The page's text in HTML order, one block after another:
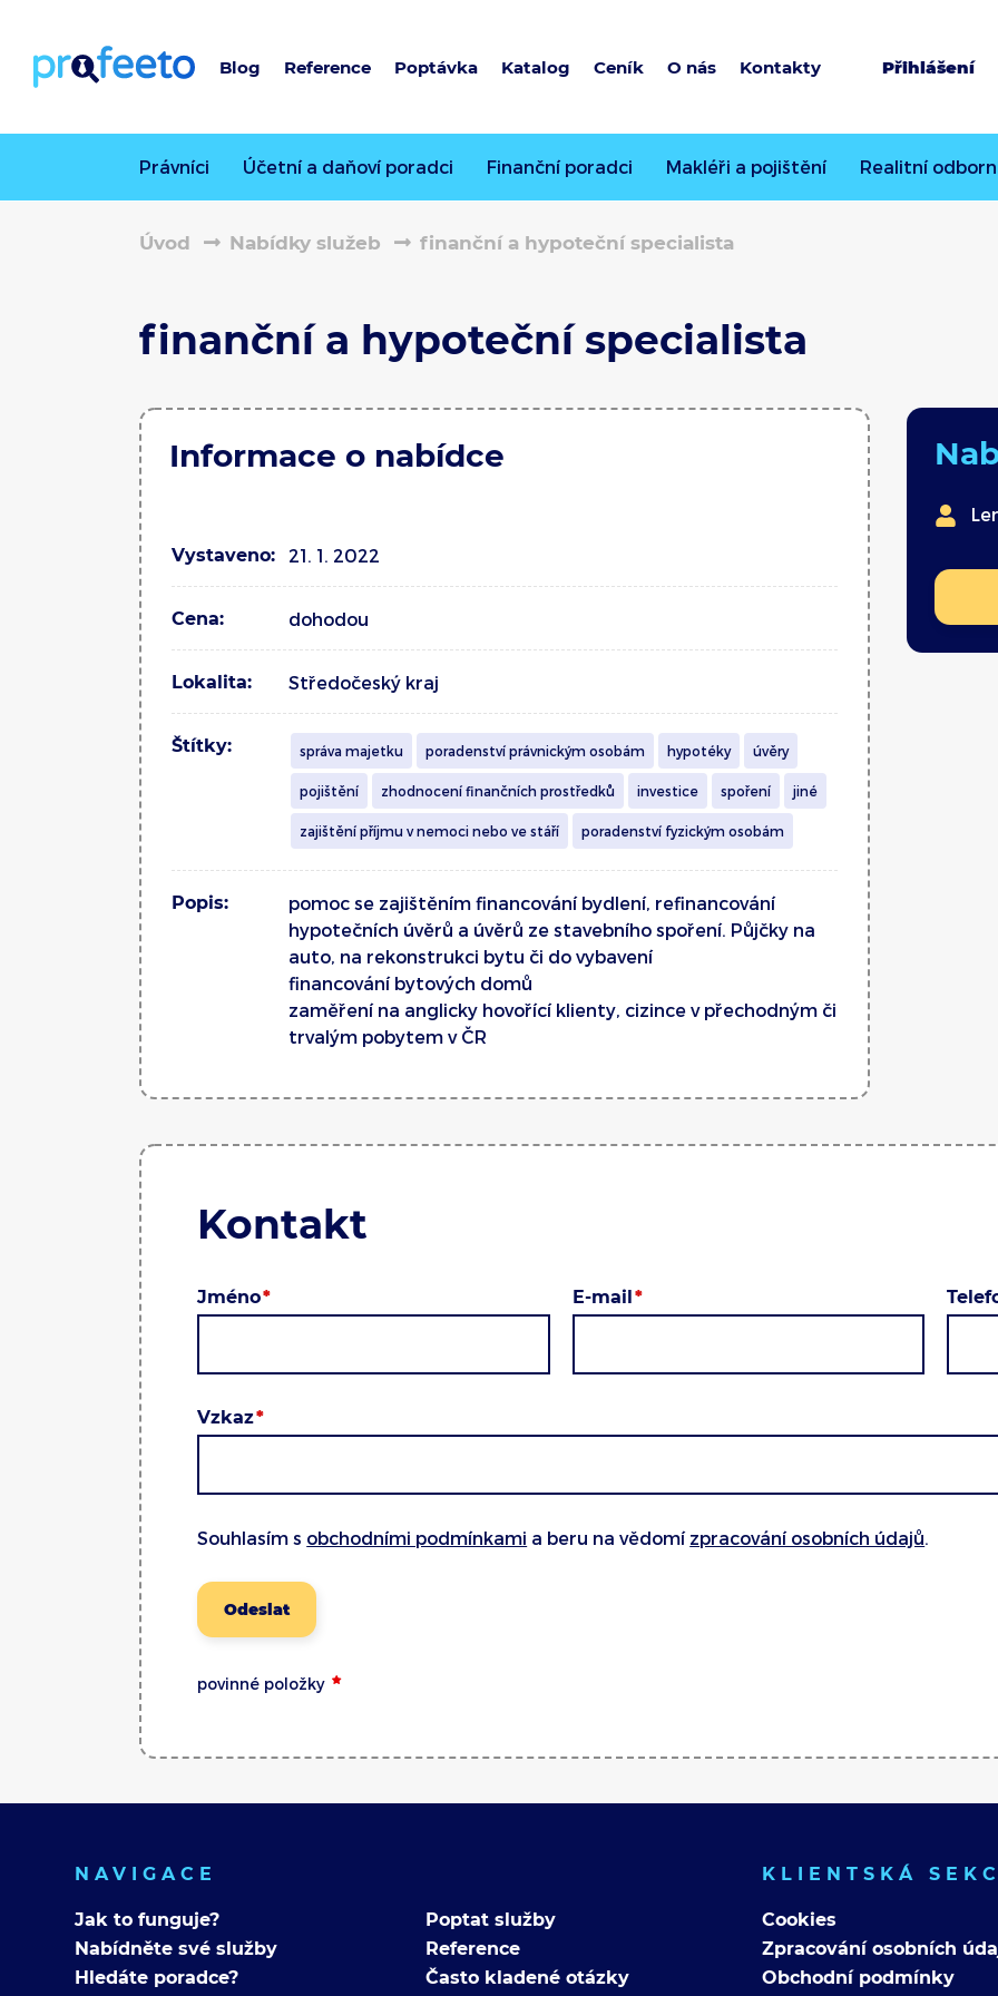
Blog Reference Poptávka Katalog Ceník O nás Kontakty Přihlášení
Právníci Účetní a daňoví poradci Finanční poradci Makléři a pojištění Realitní
Úvod Nabídky služeb finanční a hypoteční specialista
finanční a hypoteční specialista
Informace o nabídce
Vystaveno: 21. 1. 2022
Cena: dohodou
Lokalita: Středočeský kraj
Štítky: správa majetku poradenství právnickým osobám hypotéky úvěry
pojištění zhodnocení finančních prostředků investice spoření jiné
zajištění příjmu v nemoci nebo ve stáří poradenství fyzickým osobám
Popis:
pomoc se zajištěním financování bydlení, refinancování
hypotečních úvěrů a úvěrů ze stavebního spoření. Půjčky na
auto, na rekonstrukci bytu či do vybavení
financování bytových domů
zaměření na anglicky hovořící klienty, cizince v přechodným či
trvalým pobytem v ČR
Kontakt
Jméno E-mail
Vzkaz
Souhlasím s obchodními podmínkami a beru na vědomí zpracování osobních údajů.
Odeslat
povinné položky
NAVIGACE
Jak to funguje?
Nabídněte své služby
Hledáte poradce?
Poptat služby
Reference
Často kladené otázky
KLIENTSKÁ
Cookies
Zpracování osobních
Obchodní podmínky